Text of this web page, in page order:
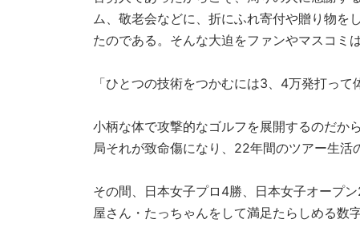
ム、敬老会などに、折にふれ寄付や贈り物を
たのである。そんな大迫をファンやマスコミ
「ひとつの技術をつかむには3、4万発打って
小柄な体で攻撃的なゴルフを展開するのだか
局それが致命傷になり、22年間のツアー生活
その間、日本女子プロ4勝、日本女子オープ
屋さん・たっちゃんをして満足たらしめる数